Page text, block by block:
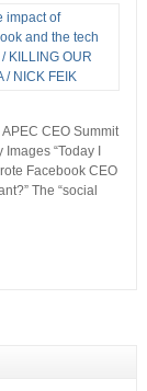
CEO Summit
“Today I
Facebook CEO
The “social